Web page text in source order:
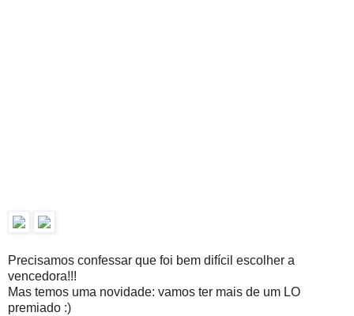
Precisamos confessar que foi bem difícil escolher a
vencedora!!!
Mas temos uma novidade: vamos ter mais de um LO
premiado :)